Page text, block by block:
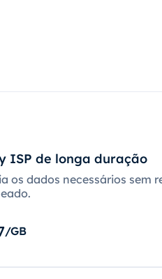
ISP de longa duração
os dados necessários sem
/GB